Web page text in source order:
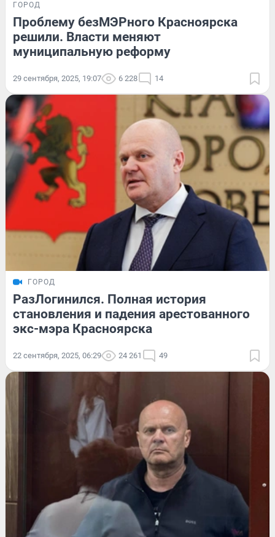
ГОРОД
Проблему безМЭРного Красноярска
решили. Власти меняют
муниципальную реформу
29 сентября, 2025, 19:07 6 228 14
ГОРОД
РазЛогинился. Полная история
становления и падения арестованного
экс-мэра Красноярска
22 сентября, 2025, 06:29 24 261 49